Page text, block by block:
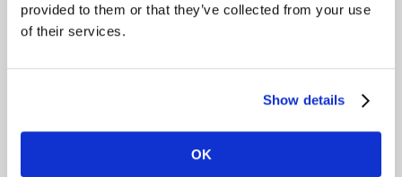
provided to them or that they’ve collected from your use
of their services.
Show details
OK
凯度受访者样本库平台
我们简化、改进并规模化了您合规访问受访者画像的方
了解更多